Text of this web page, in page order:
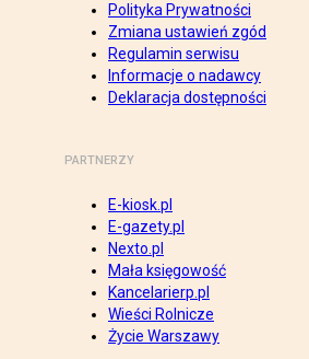
Polityka Prywatności
Zmiana ustawień zgód
Regulamin serwisu
Informacje o nadawcy
Deklaracja dostępności
PARTNERZY
E-kiosk.pl
E-gazety.pl
Nexto.pl
Mała księgowość
Kancelarierp.pl
Wieści Rolnicze
Życie Warszawy